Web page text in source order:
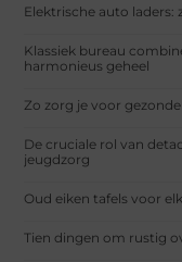
Elektrische auto laders:
Klassiek bureau
harmonieus geheel
Zo zorg je voor
De cruciale rol van
jeugdzorg
Oud eiken tafels voor
Tien dingen om rustig